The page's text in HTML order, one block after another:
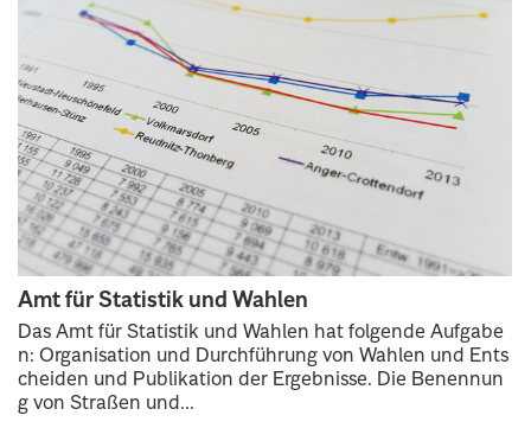
Amt für Statistik und Wahlen
Das Amt für Statistik und Wahlen hat folgende Aufgabe
n: Organisation und Durchführung von Wahlen und Ents
cheiden und Publikation der Ergebnisse. Die Benennun
g von Straßen und...